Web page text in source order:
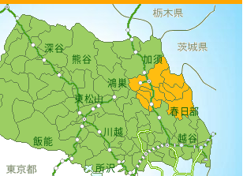
飯能
所沢
川越
深谷
熊谷
加須
鴻巣
東松山
春日部
越谷